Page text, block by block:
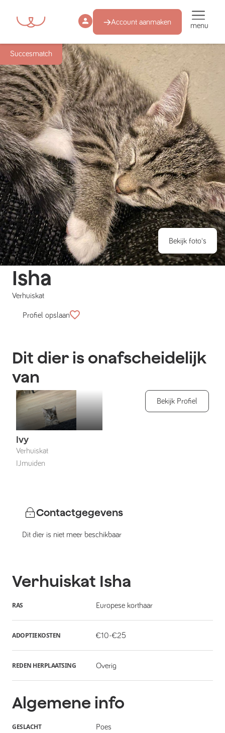
Account aanmaken menu
Succesmatch
Bekijk foto's
Isha
Verhuiskat
Profiel opslaan
Dit dier is onafscheidelijk
van
Ivy
Verhuiskat
IJmuiden
Bekijk Profiel
Contactgegevens
Dit dier is niet meer beschikbaar
Verhuiskat Isha
RAS Europese korthaar
ADOPTIEKOSTEN €10-€25
REDEN HERPLAATSING Overig
Algemene info
GESLACHT Poes